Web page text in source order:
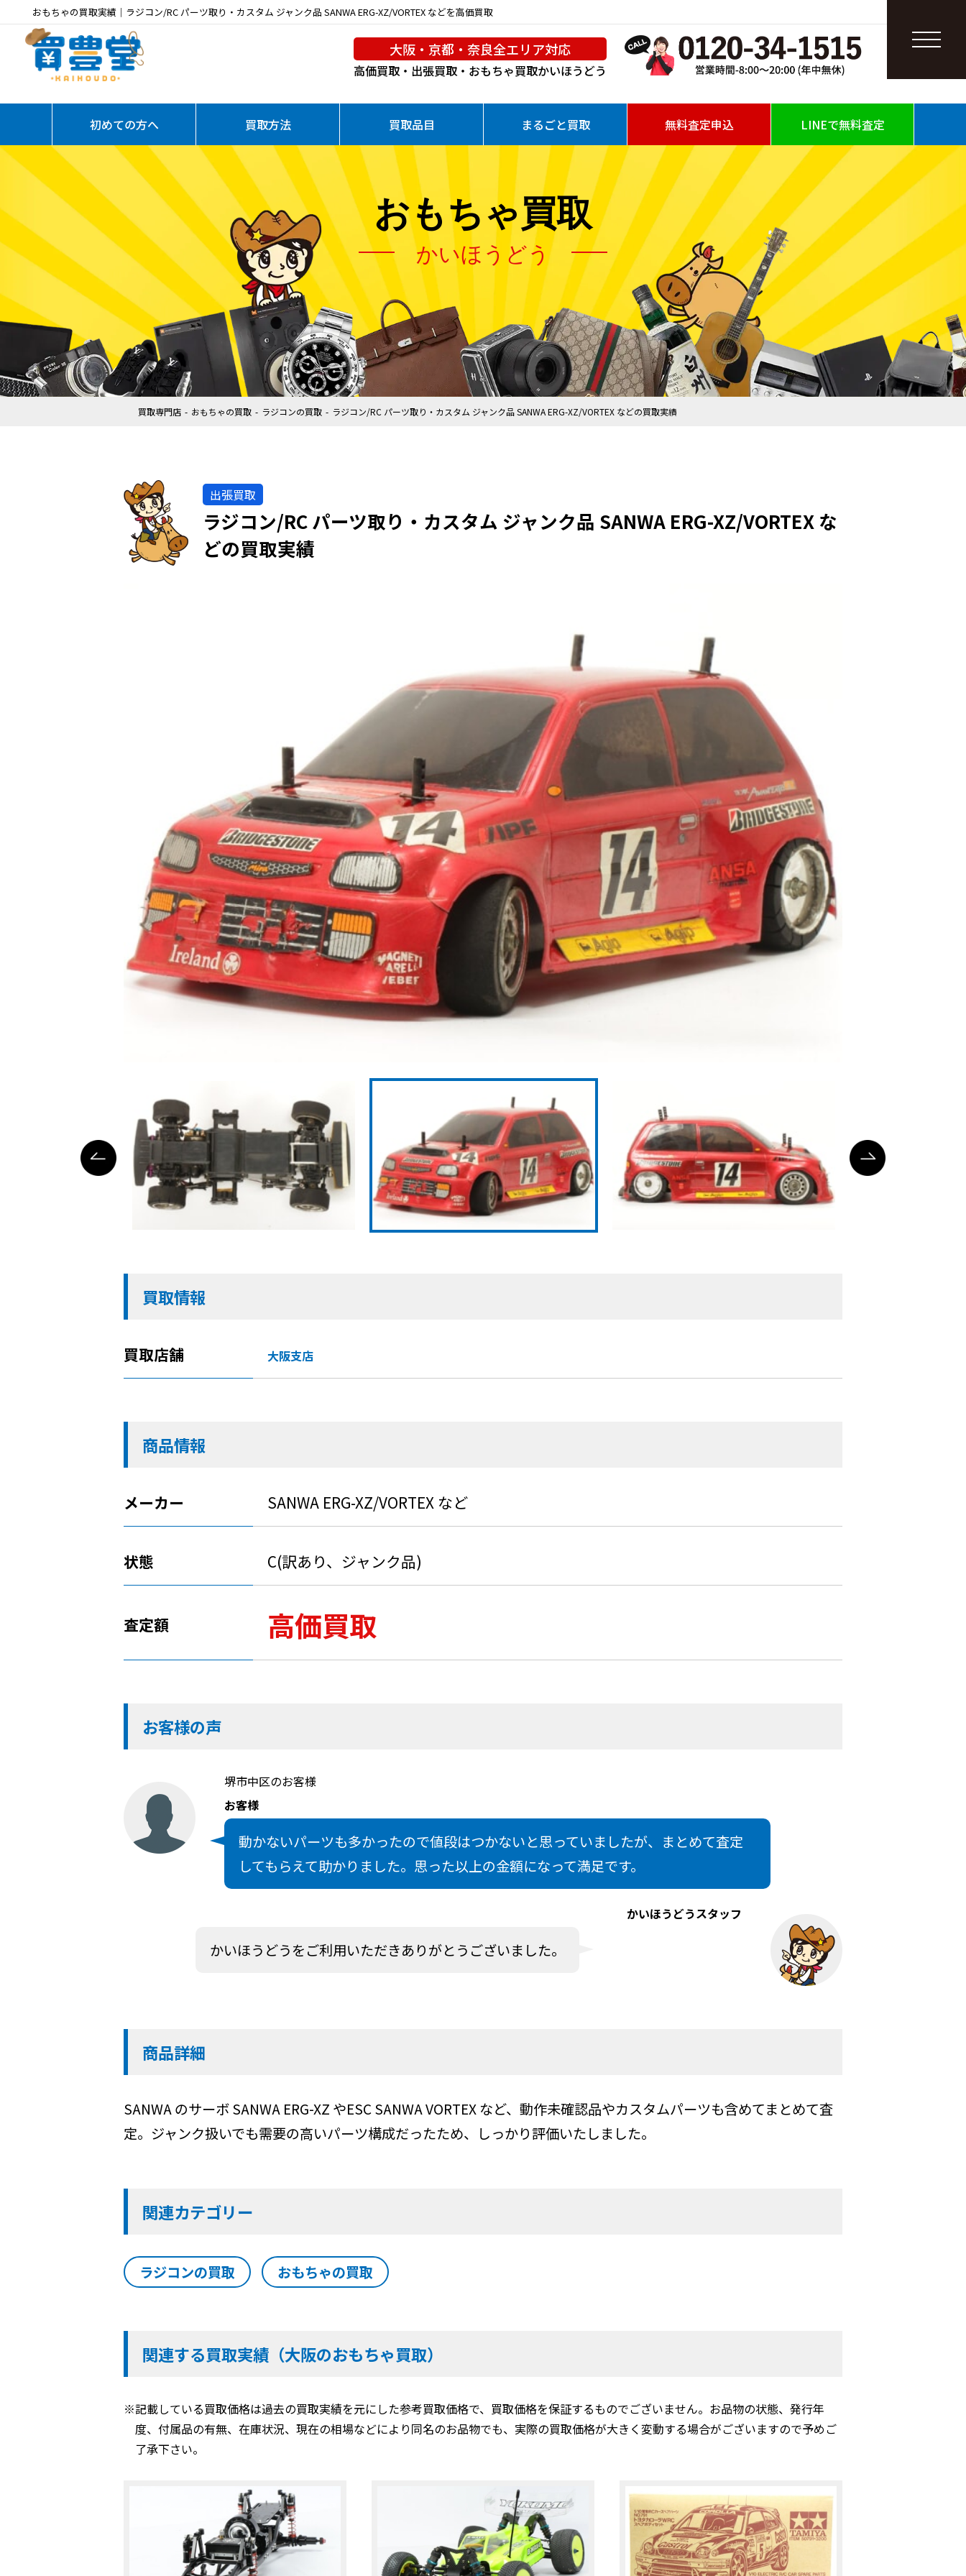
おもちゃの買取実績｜ラジコン/RC パーツ取り・カスタム ジャンク品 SANWA ERG-XZ/VORTEX などを高価買取
大阪・京都・奈良全エリア対応
高価買取・出張買取・おもちゃ買取かいほうどう
初めての方へ 買取方法 買取品目 まるごと買取 無料査定申込 LINEで無料査定
おもちゃ買取
かいほうどう
買取専門店 おもちゃの買取 ラジコンの買取 ラジコン/RC パーツ取り・カスタム ジャンク品 SANWA ERG-XZ/VORTEX などの買取実績
出張買取
ラジコン/RC パーツ取り・カスタム ジャンク品 SANWA ERG-XZ/VORTEX な
どの買取実績
買取情報
買取店舗 大阪支店
商品情報
メーカー SANWA ERG-XZ/VORTEX など
状態 C(訳あり、ジャンク品)
査定額 高価買取
お客様の声
堺市中区のお客様
お客様
動かないパーツも多かったので値段はつかないと思っていましたが、まとめて査定
してもらえて助かりました。思った以上の金額になって満足です。
かいほうどうスタッフ
かいほうどうをご利用いただきありがとうございました。
商品詳細
SANWAのサーボ SANWA ERG-XZ やESC SANWA VORTEX など、動作未確認品やカスタムパーツも含めてまとめて査
定。ジャンク扱いでも需要の高いパーツ構成だったため、しっかり評価いたしました。
関連カテゴリー
ラジコンの買取 おもちゃの買取
関連する買取実績（大阪のおもちゃ買取）
※記載している買取価格は過去の買取実績を元にした参考買取価格で、買取価格を保証するものでございません。お品物の状態、発行年
度、付属品の有無、在庫状況、現在の相場などにより同名のお品物でも、実際の買取価格が大きく変動する場合がございますので予めご
了承下さい。